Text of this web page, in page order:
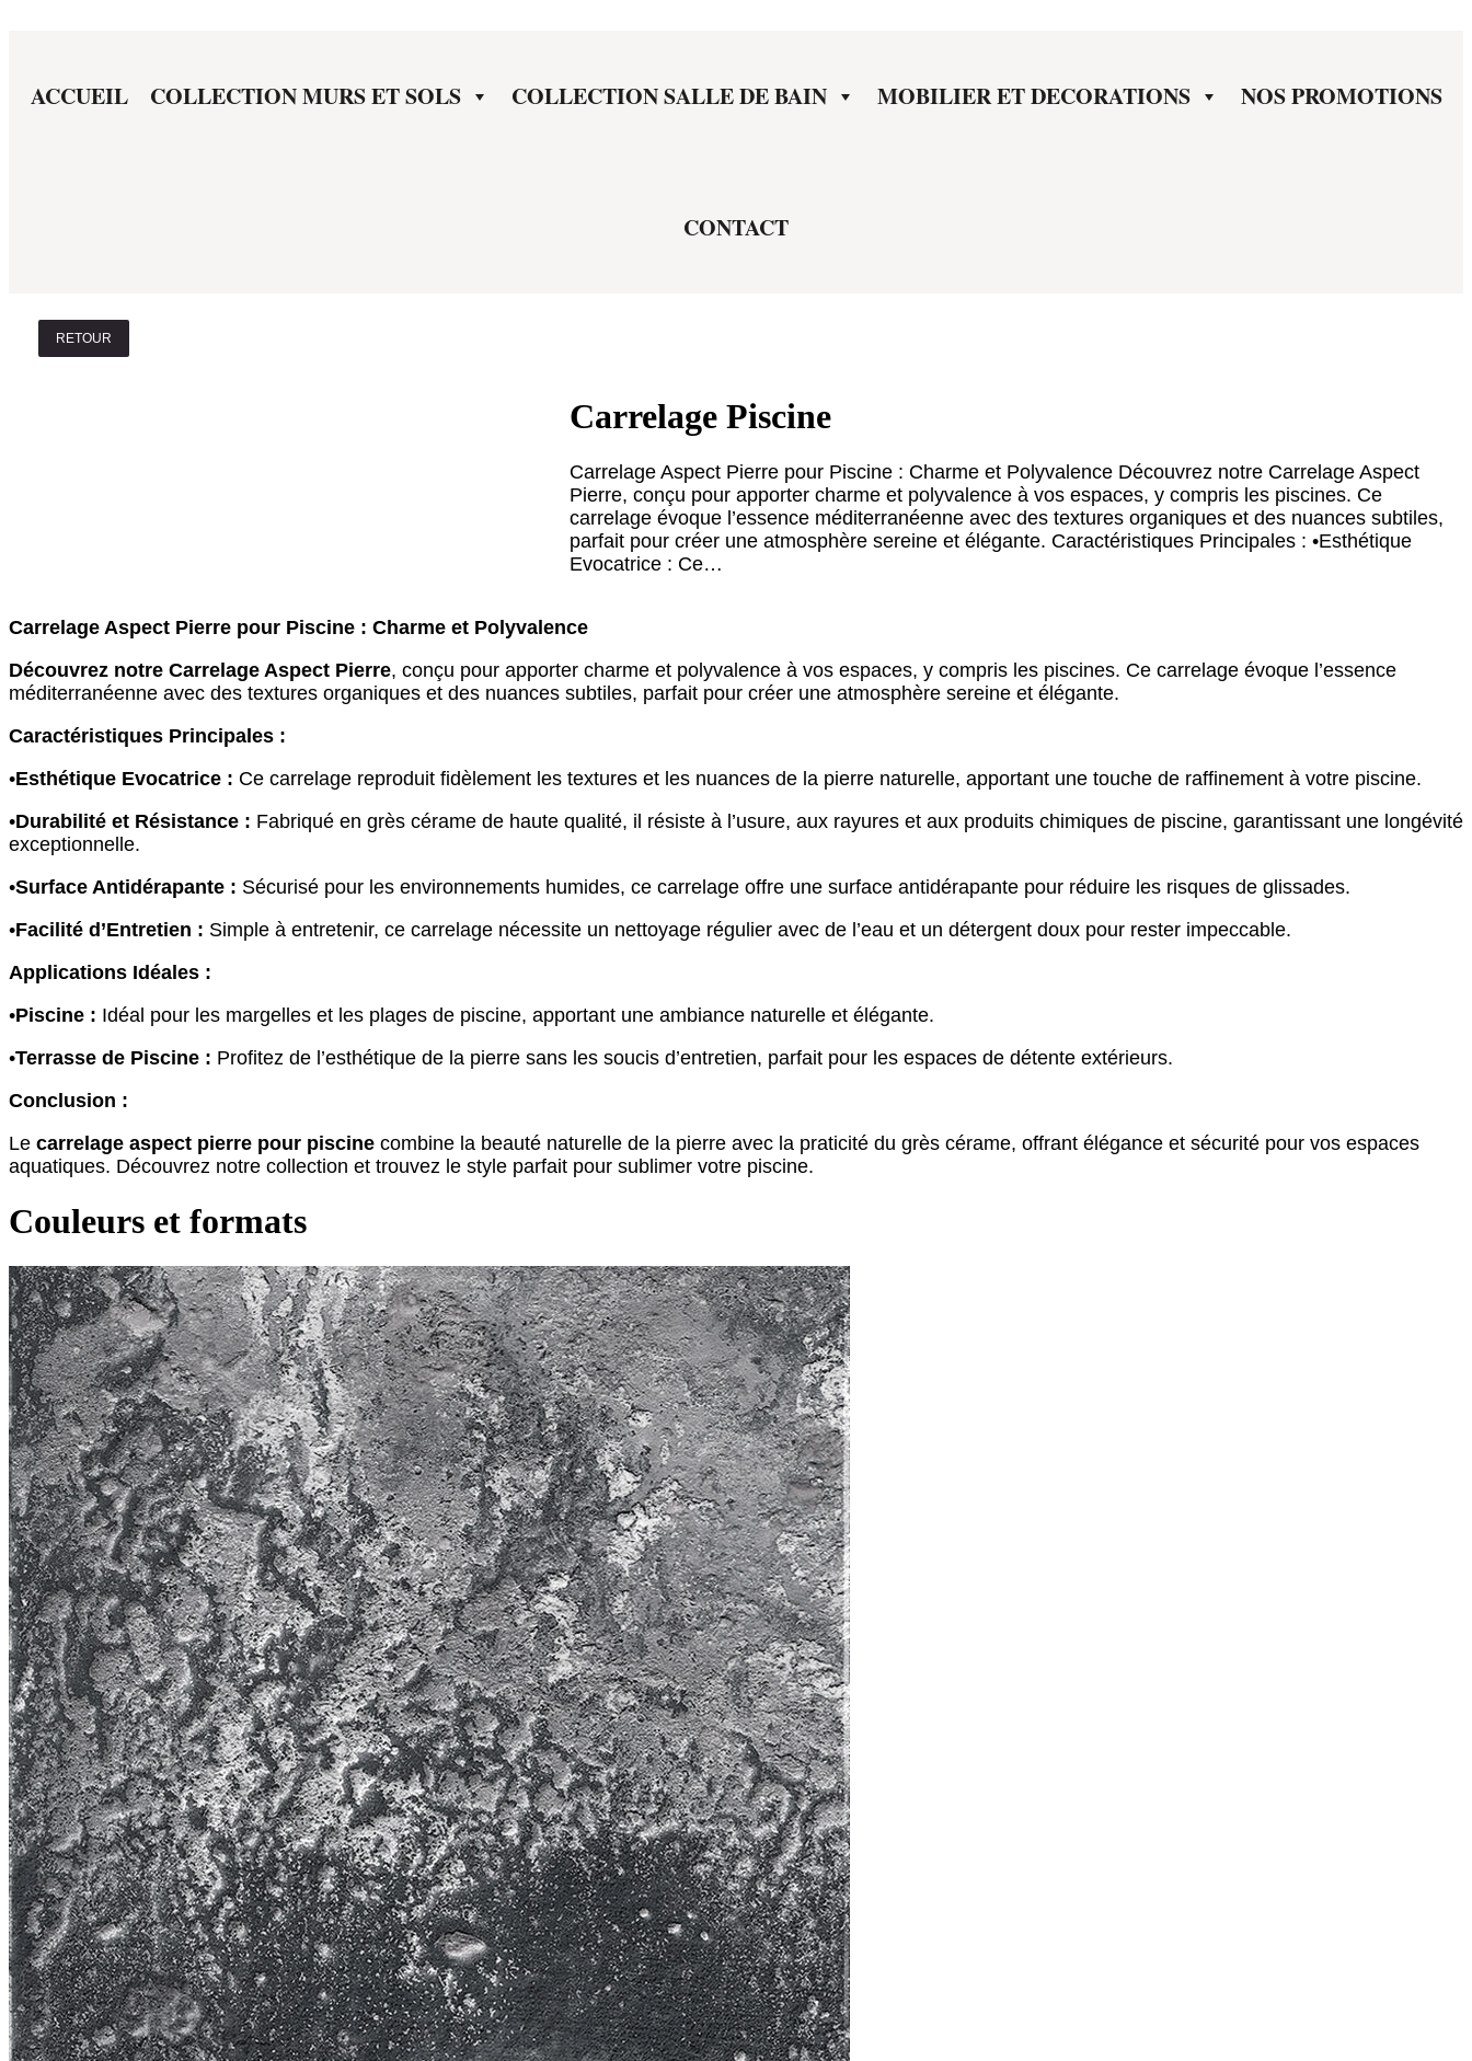
ACCUEIL COLLECTION MURS ET SOLS COLLECTION SALLE DE BAIN MOBILIER ET DECORATIONS NOS PROMOTIONS
CONTACT
RETOUR
Carrelage Piscine
Carrelage Aspect Pierre pour Piscine : Charme et Polyvalence Découvrez notre Carrelage Aspect
Pierre, conçu pour apporter charme et polyvalence à vos espaces, y compris les piscines. Ce
carrelage évoque l’essence méditerranéenne avec des textures organiques et des nuances subtiles,
parfait pour créer une atmosphère sereine et élégante. Caractéristiques Principales : •Esthétique
Evocatrice : Ce…
Carrelage Aspect Pierre pour Piscine : Charme et Polyvalence
Découvrez notre Carrelage Aspect Pierre, conçu pour apporter charme et polyvalence à vos espaces, y compris les piscines. Ce carrelage évoque l’essence
méditerranéenne avec des textures organiques et des nuances subtiles, parfait pour créer une atmosphère sereine et élégante.
Caractéristiques Principales :
•Esthétique Evocatrice : Ce carrelage reproduit fidèlement les textures et les nuances de la pierre naturelle, apportant une touche de raffinement à votre piscine.
•Durabilité et Résistance : Fabriqué en grès cérame de haute qualité, il résiste à l’usure, aux rayures et aux produits chimiques de piscine, garantissant une longévité
exceptionnelle.
•Surface Antidérapante : Sécurisé pour les environnements humides, ce carrelage offre une surface antidérapante pour réduire les risques de glissades.
•Facilité d’Entretien : Simple à entretenir, ce carrelage nécessite un nettoyage régulier avec de l’eau et un détergent doux pour rester impeccable.
Applications Idéales :
•Piscine : Idéal pour les margelles et les plages de piscine, apportant une ambiance naturelle et élégante.
•Terrasse de Piscine : Profitez de l’esthétique de la pierre sans les soucis d’entretien, parfait pour les espaces de détente extérieurs.
Conclusion :
Le carrelage aspect pierre pour piscine combine la beauté naturelle de la pierre avec la praticité du grès cérame, offrant élégance et sécurité pour vos espaces
aquatiques. Découvrez notre collection et trouvez le style parfait pour sublimer votre piscine.
Couleurs et formats